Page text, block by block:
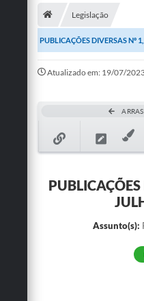
Publicações
A Prefeitura
Ouvidoria
Legislação
Legislação
PUBLICAÇÕES DIVERSAS Nº
Atualizado em: 19/07/
Assunto(s):